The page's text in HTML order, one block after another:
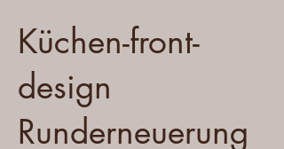
Küchen-front-
design
Runderneuerung